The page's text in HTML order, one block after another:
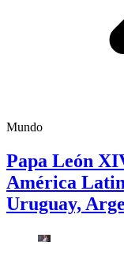
Mundo
Papa León
América
Uruguay,